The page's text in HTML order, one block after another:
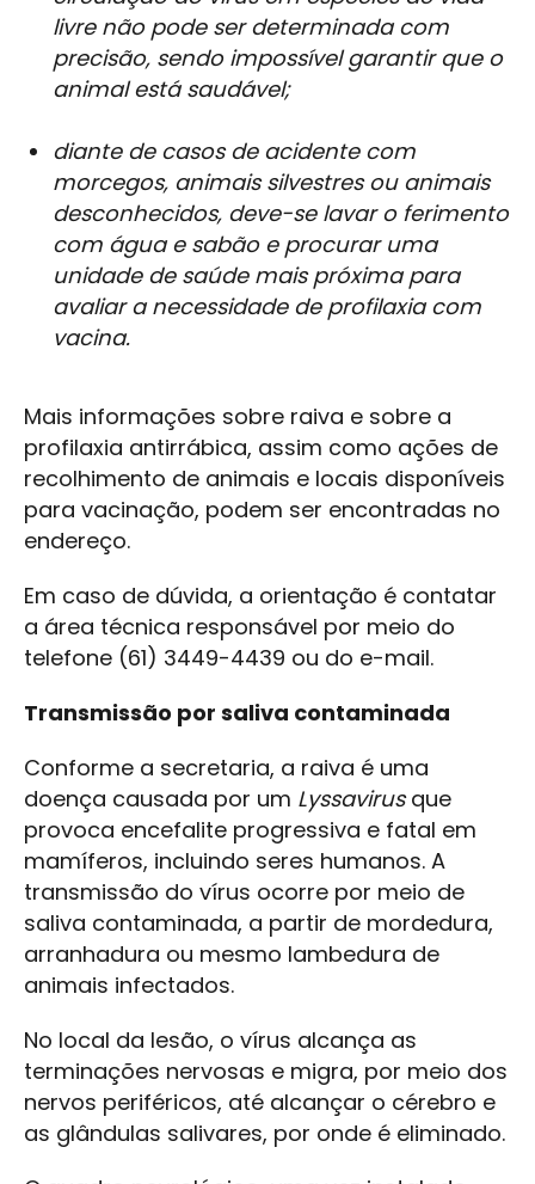
livre não pode ser determinada com
precisão, sendo impossível garantir que o
animal está saudável;
diante de casos de acidente com
morcegos, animais silvestres ou animais
desconhecidos, deve-se lavar o ferimento
com água e sabão e procurar uma
unidade de saúde mais próxima para
avaliar a necessidade de profilaxia com
vacina.
Mais informações sobre raiva e sobre a
profilaxia antirrábica, assim como ações de
recolhimento de animais e locais disponíveis
para vacinação, podem ser encontradas no
endereço.
Em caso de dúvida, a orientação é contatar
a área técnica responsável por meio do
telefone (61) 3449-4439 ou do e-mail.
Transmissão por saliva contaminada
Conforme a secretaria, a raiva é uma
doença causada por um Lyssavirusque
provoca encefalite progressiva e fatal em
mamíferos, incluindo seres humanos. A
transmissão do vírus ocorre por meio de
saliva contaminada, a partir de mordedura,
arranhadura ou mesmo lambedura de
animais infectados.
No local da lesão, o vírus alcança as
terminações nervosas e migra, por meio dos
nervos periféricos, até alcançar o cérebro e
as glândulas salivares, por onde é eliminado.